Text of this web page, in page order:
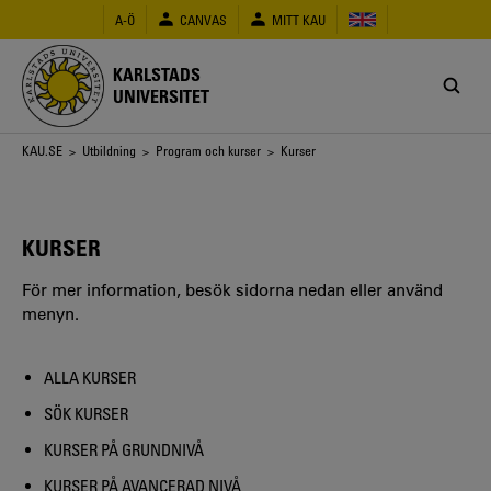
huvudinnehåll
A-Ö CANVAS MITT KAU
KARLSTADS
UNIVERSITET
Länkstig
KAU.SE > Utbildning > Program och kurser > Kurser
KURSER
För mer information, besök sidorna nedan eller använd
menyn.
ALLA KURSER
SÖK KURSER
KURSER PÅ GRUNDNIVÅ
KURSER PÅ AVANCERAD NIVÅ